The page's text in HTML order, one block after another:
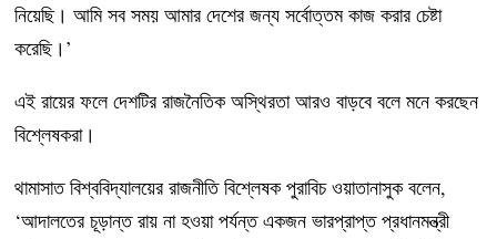
নিয়েছি। আমি সব সময় আমার দেশের জন্য সর্বোত্তম কাজ করার চেষ্টা
করেছি।’
এই রায়ের ফলে দেশটির রাজনৈতিক অস্থিরতা আরও বাড়বে বলে মনে করছেন
বিশ্লেষকরা।
থামাসাত বিশ্ববিদ্যালয়ের রাজনীতি বিশ্লেষক পুরাবিচ ওয়াতানাসুক বলেন,
‘আদালতের চূড়ান্ত রায় না হওয়া পর্যন্ত একজন ভারপ্রাপ্ত প্রধানমন্ত্রী